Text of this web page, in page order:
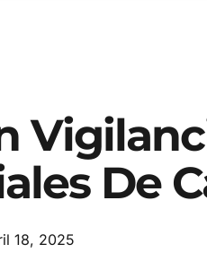
De
18, 2025